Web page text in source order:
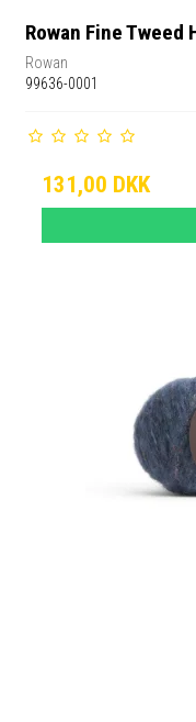
Rowan Fine Tweed
Rowan
99636-0001
131,00 DKK